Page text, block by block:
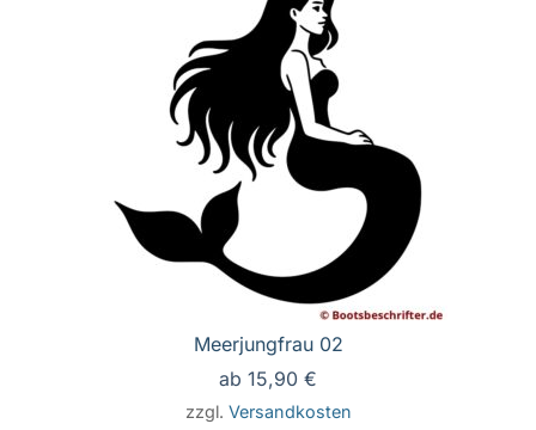
Meerjungfrau 02
ab 15,90 €
zzgl. Versandkosten